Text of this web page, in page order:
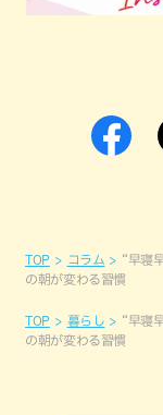
TOP コラム
“早寝
の朝が変わる習慣
TOP 暮らし
“早寝
の朝が変わる習慣